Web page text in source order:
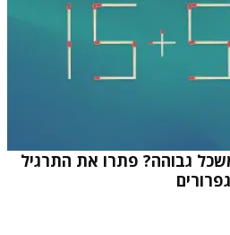
גבוהה? פתרו את התרגיל